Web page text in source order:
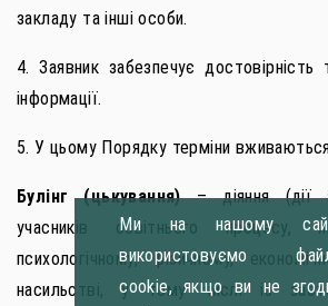
закладу та інші особи.
4. Заявник забезпечує достовірність
інформації.
5. У цьому Порядку терміни
Булінг (цькування)– діяння (дії
учасників освітнього
психологічному, фізичному,
насильстві, у тому числі із
Ми на нашому
використовуємо
cookie, якщо ви не